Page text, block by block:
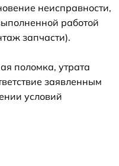
неисправности,
работой
запчасти).
поломка, утрата
заявленным
условий